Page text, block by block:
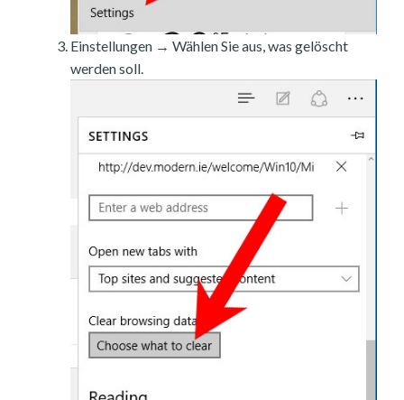
Einstellungen → Wählen Sie aus, was gelöscht
werden soll.